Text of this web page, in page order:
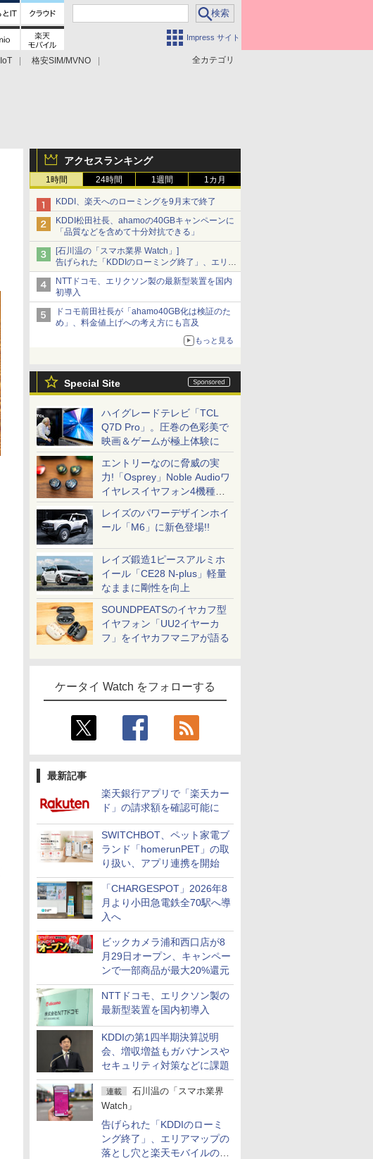
Impress サイト
全カテゴリ
IoT
格安SIM/MVNO
アクセスランキング
1時間 24時間 1週間 1カ月
KDDI、楽天へのローミングを9月末で終了
KDDI松田社長、ahamoの40GBキャンペーンに
「品質などを含めて十分対抗できる」
[石川温の「スマホ業界 Watch」]
告げられた「KDDIのローミング終了」、エリア
マップの落とし穴と楽天モバイルの課題
NTTドコモ、エリクソン製の最新型装置を国内
初導入
ドコモ前田社長が「ahamo40GB化は検証のた
め」、料金値上げへの考え方にも言及
もっと見る
Special Site
ハイグレードテレビ「TCL
Q7D Pro」。圧巻の色彩美で
映画＆ゲームが極上体験に
エントリーなのに脅威の実
力!「Osprey」Noble Audioワ
イヤレスイヤフォン4機種を
一気に聴く
レイズのパワーデザインホイ
ール「M6」に新色登場!!
レイズ鍛造1ピースアルミホ
イール「CE28 N-plus」軽量
なままに剛性を向上
SOUNDPEATSのイヤカフ型
イヤフォン「UU2イヤーカ
フ」をイヤカフマニアが語る
ケータイ Watch をフォローする
最新記事
楽天銀行アプリで「楽天カー
ド」の請求額を確認可能に
SWITCHBOT、ペット家電ブ
ランド「homerunPET」の取
り扱い、アプリ連携を開始
「CHARGESPOT」2026年8
月より小田急電鉄全70駅へ導
入へ
ビックカメラ浦和西口店が8
月29日オープン、キャンペー
ンで一部商品が最大20%還元
NTTドコモ、エリクソン製の
最新型装置を国内初導入
KDDIの第1四半期決算説明
会、増収増益もガバナンスや
セキュリティ対策などに課題
連載
石川温の「スマホ業界
Watch」
告げられた「KDDIのローミ
ング終了」、エリアマップの
落とし穴と楽天モバイルの課